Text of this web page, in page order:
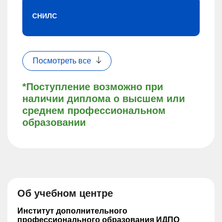
*Поступление возможно при
наличии диплома о высшем или
среднем профессиональном
образовании
СНИЛС
Посмотреть все
Об учебном центре
Институт дополнительного
профессионального образования ИДПО